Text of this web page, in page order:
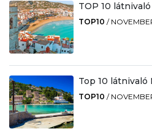
TOP 10
TOP10 /
Top 10
TOP10 /